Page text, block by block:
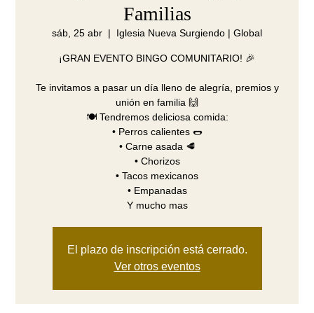
Familias
sáb, 25 abr
  |
Iglesia Nueva Surgiendo | Global
¡GRAN EVENTO BINGO COMUNITARIO! 🎉
Te invitamos a pasar un día lleno de alegría, premios y
unión en familia 🙌
🍽️ Tendremos deliciosa comida:
•⁠ ⁠Perros calientes 🌭
•⁠ ⁠Carne asada 🥩
•⁠ ⁠Chorizos
•⁠ ⁠⁠Tacos mexicanos
•⁠ ⁠Empanadas
Y mucho mas
El plazo de inscripción está cerrado.
Ver otros eventos